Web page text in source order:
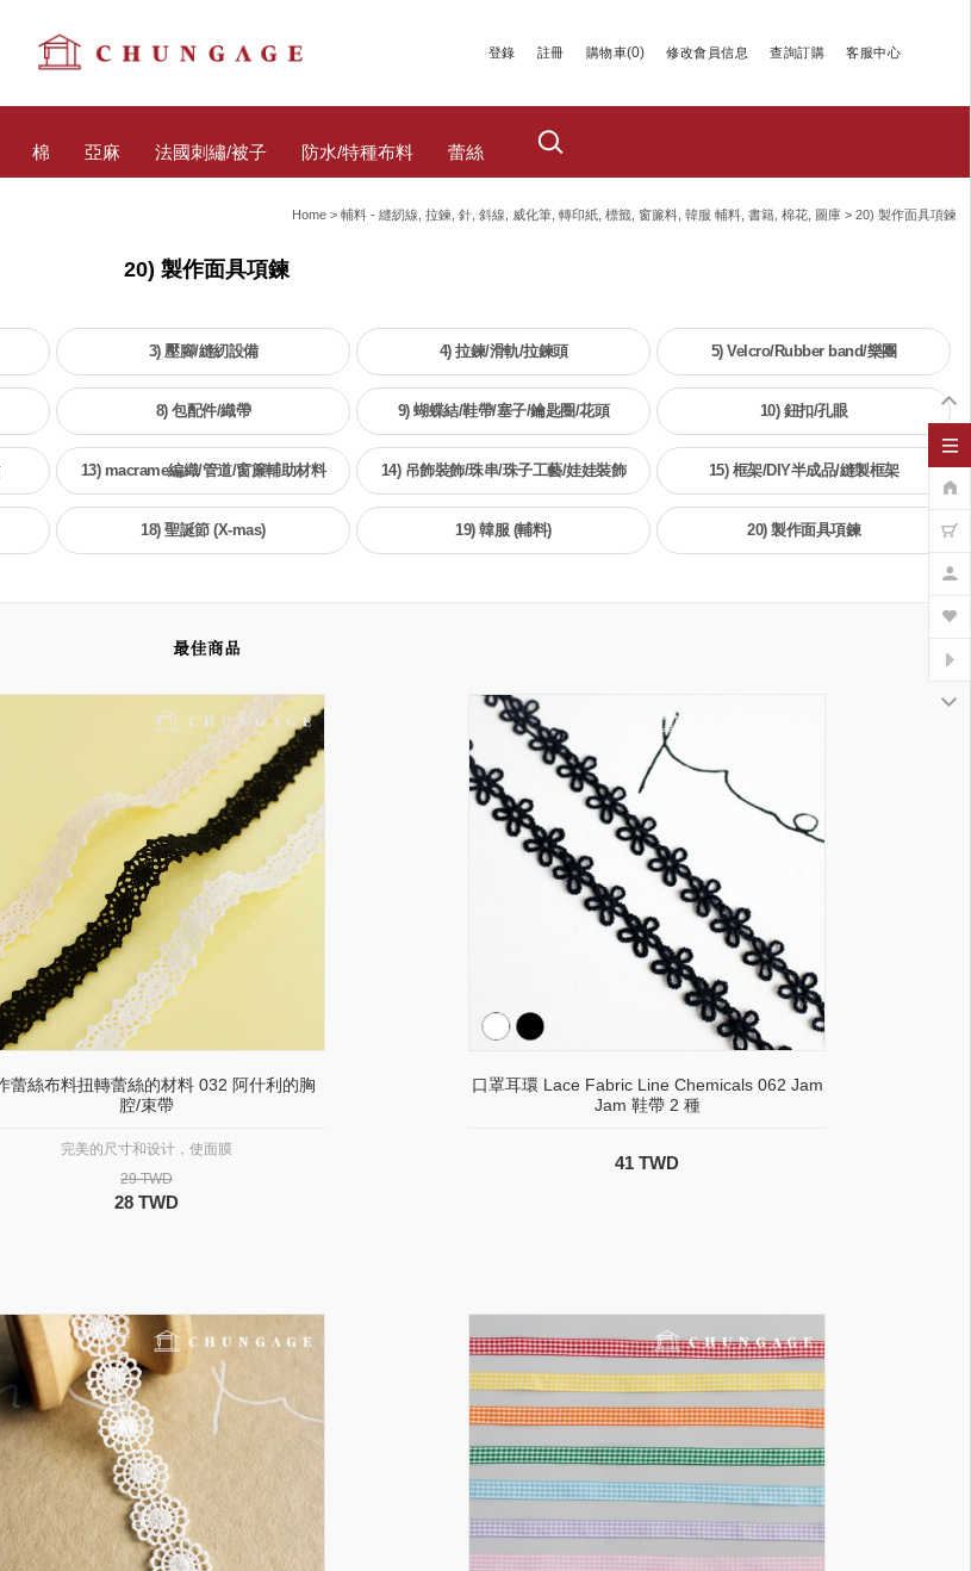
登錄 註冊 購物車(0) 修改會員信息 查詢訂購 客服中心
棉 亞麻 法國刺繡/被子 防水/特種布料 蕾絲
Home > 輔料 - 縫紉線, 拉鍊, 針, 斜線, 威化筆, 轉印紙, 標籤, 窗簾料, 韓服 輔料, 書籍, 棉花, 圖庫 > 20) 製作面具項鍊
20) 製作面具項鍊
3) 壓腳/縫紉設備 4) 拉鍊/滑軌/拉鍊頭 5) Velcro/Rubber band/樂團
8) 包配件/織帶 9) 蝴蝶結/鞋帶/塞子/鑰匙圈/花頭 10) 鈕扣/孔眼
13) macrame編織/管道/窗簾輔助材料 14) 吊飾裝飾/珠串/珠子工藝/娃娃裝飾 15) 框架/DIY半成品/縫製框架
18) 聖誕節 (X-mas) 19) 韓服 (輔料) 20) 製作面具項鍊
蕾絲布料扭轉蕾絲的材料 032 阿什利的胸
腔/束帶
完美的尺寸和设计，使面膜
29 TWD
28 TWD
口罩耳環 Lace Fabric Line Chemicals 062 Jam
Jam 鞋帶 2 種
41 TWD